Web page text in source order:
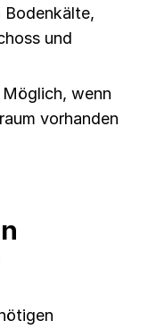
Bodenkälte,
und
Möglich, wenn
vorhanden